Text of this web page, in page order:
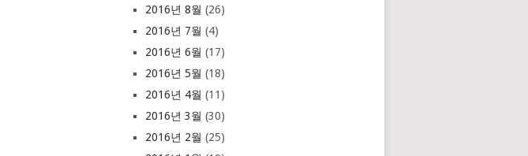
2016년 8월 (26)
2016년 7월 (4)
2016년 6월 (17)
2016년 5월 (18)
2016년 4월 (11)
2016년 3월 (30)
2016년 2월 (25)